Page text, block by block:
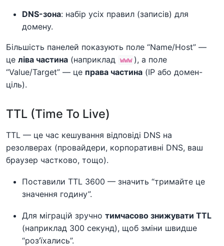
DNS-зона: набір усіх правил (записів) для
домену.
Більшість панелей показують поле “Name/Host” —
це ліва частина (наприклад www ), а поле
“Value/Target” — це права частина (IP або домен-
ціль).
TTL (Time To Live)
TTL — це час кешування відповіді DNS на
резолверах (провайдери, корпоративні DNS, ваш
браузер частково, тощо).
Поставили TTL 3600 — значить “тримайте це
значення годину”.
Для міграцій зручно тимчасово знижувати TTL
(наприклад 300 секунд), щоб зміни швидше
“роз’їхались”.